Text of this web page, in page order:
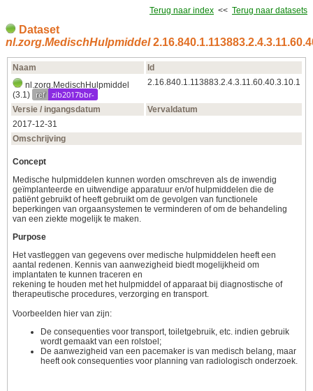
Terug naar index << Terug naar datasets
Dataset
nl.zorg.MedischHulpmiddel
Naam
Id
nl.zorg.MedischHulpmiddel
(3.1)
ref zib2017bbr-
2.16.840.1.113883.2.4.3.11.60.40.3.10.1
Versie / ingangsdatum
Vervaldatum
2017‑12‑31
Omschrijving
Concept
Medische hulpmiddelen kunnen worden omschreven als de inwendig
geïmplanteerde en uitwendige apparatuur en/of hulpmiddelen die de
patiënt gebruikt of heeft gebruikt om de gevolgen van functionele
beperkingen van orgaansystemen te verminderen of om de behandeling
van een ziekte mogelijk te maken.
Purpose
Het vastleggen van gegevens over medische hulpmiddelen heeft een
aantal redenen. Kennis van aanwezigheid biedt mogelijkheid om
implantaten te kunnen traceren en
rekening te houden met het hulpmiddel of apparaat bij diagnostische of
therapeutische procedures, verzorging en transport.
Voorbeelden hier van zijn:
De consequenties voor transport, toiletgebruik, etc. indien gebruik
wordt gemaakt van een rolstoel;
De aanwezigheid van een pacemaker is van medisch belang, maar
heeft ook consequenties voor planning van radiologisch onderzoek.